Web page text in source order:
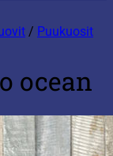
/ Puukuosit
ocean